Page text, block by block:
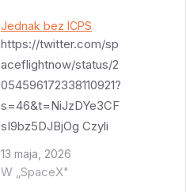
Jednak bez ICPS
https://twitter.com/sp
aceflightnow/status/2
054596172338110921?
s=46&t=NiJzDYe3CF
sI9bz5DJBjOg Czyli
Artemis III będzie
takim nie do końca
13 maja, 2026
W „SpaceX"